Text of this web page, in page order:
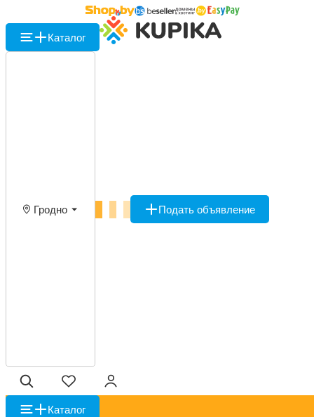
Каталог
Гродно Подать объявление
Каталог